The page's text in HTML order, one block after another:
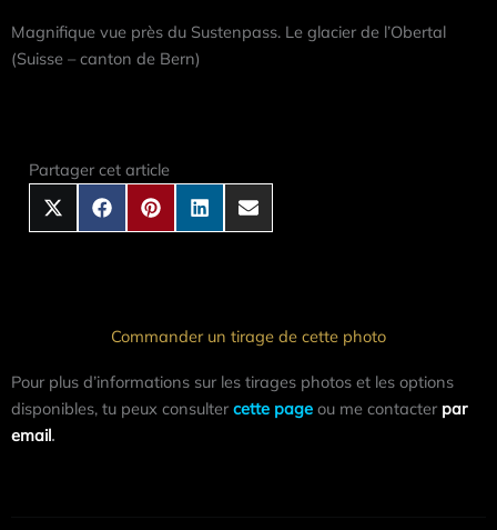
Magnifique vue près du Sustenpass. Le glacier de l’Obertal
(Suisse – canton de Bern)
Partager cet article
X
(Twitter)
FacebookPinterest
Commander un tirage de cette photo
Pour plus d’informations sur les tirages photos et les options
disponibles, tu peux consulter cette page ou me contacter par
email.